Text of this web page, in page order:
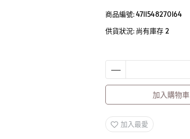
商品編號:4711548270164
供貨狀況: 尚有庫存 2
加入購物車
加入最愛